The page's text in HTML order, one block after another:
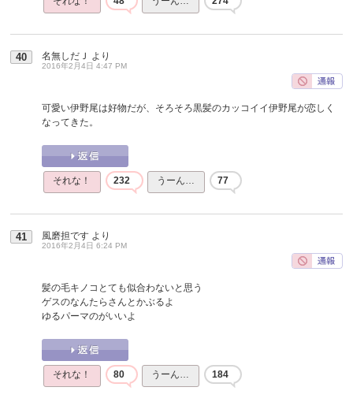
40 名無しだＪ より
2016年2月4日 4:47 PM
可愛い伊野尾は好物だが、そろそろ黒髪のカッコイイ伊野尾が恋しく
なってきた。
それな！ 232 うーん… 77
41 風磨担です より
2016年2月4日 6:24 PM
髪の毛キノコとても似合わないと思う
ゲスのなんたらさんとかぶるよ
ゆるパーマのがいいよ
それな！ 80 うーん… 184